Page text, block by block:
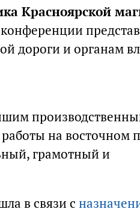
Красноярской
дороги и органам
на восточном
грамотный и
в связи с